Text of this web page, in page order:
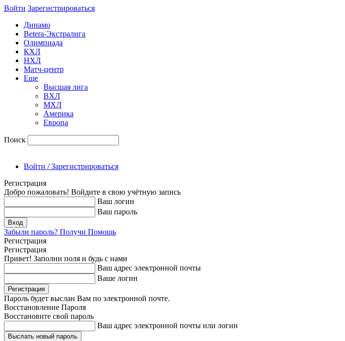
Войти Зарегиcтрироваться
Динамо
Betera-Экстралига
Олимпиада
КХЛ
НХЛ
Матч-центр
Еще
Высшая лига
ВХЛ
МХЛ
Америка
Европа
Поиск
Войти / Зарегистрироваться
Регистрация
Добро пожаловать! Войдите в свою учётную запись
Ваш логин
Ваш пароль
Забыли пароль? Получи Помощь
Регистрация
Регистрация
Привет! Заполни поля и будь с нами
Ваш адрес электронной почты
Ваше логин
Пароль будет выслан Вам по электронной почте.
Восстановление Пароля
Восстановите свой пароль
Ваш адрес электронной почты или логин